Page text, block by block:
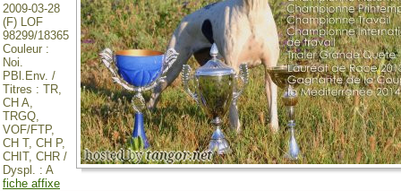
2009-03-28
(F) LOF
98299/18365
Couleur :
Noi.
PBl.Env. /
Titres : TR,
CH A,
TRGQ,
VOF/FTP,
CH T, CH P,
CHIT, CHR /
Dyspl. : A
fiche affixe